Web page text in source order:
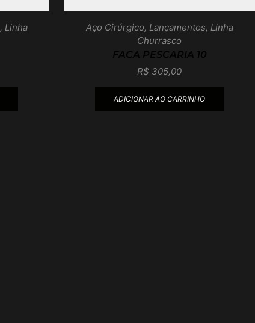
, Linha
Aço Cirúrgico, Lançamentos, Linha
Churrasco
FACA PESCARIA 10
R$ 305,00
ADICIONAR AO CARRINHO